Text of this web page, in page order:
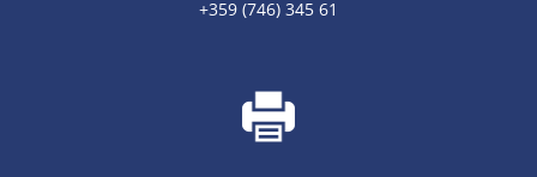
+359 (746) 345 61